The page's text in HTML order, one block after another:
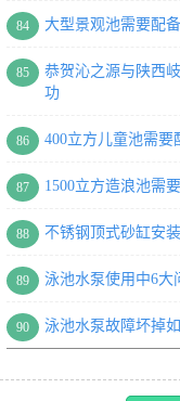
84 大型景观池需要配
85
恭贺沁之源与陕西
功
86 400立方儿童池需要
87 1500立方造浪池需
88 不锈钢顶式砂缸安
89 泳池水泵使用中6大
90 泳池水泵故障坏掉